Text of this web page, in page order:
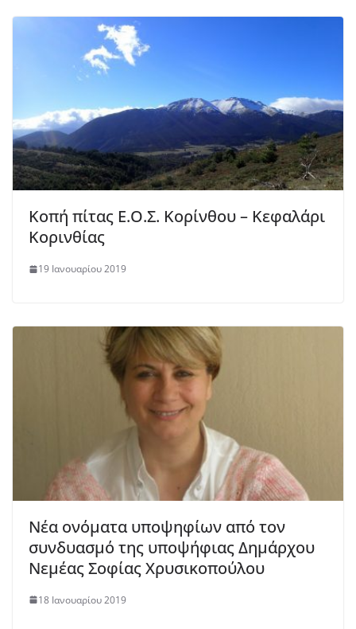
Κοπή πίτας Ε.Ο.Σ. Κορίνθου – Κεφαλάρι
Κορινθίας
19 Ιανουαρίου 2019
Νέα ονόματα υποψηφίων από τον
συνδυασμό της υποψήφιας Δημάρχου
Νεμέας Σοφίας Χρυσικοπούλου
18 Ιανουαρίου 2019